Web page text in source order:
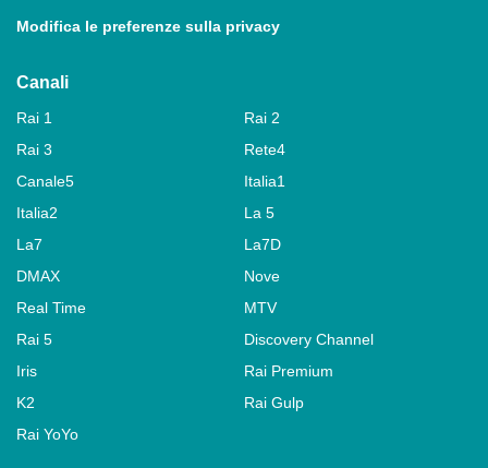
Modifica le preferenze sulla privacy
Canali
Rai 1
Rai 2
Rai 3
Rete4
Canale5
Italia1
Italia2
La 5
La7
La7D
DMAX
Nove
Real Time
MTV
Rai 5
Discovery Channel
Iris
Rai Premium
K2
Rai Gulp
Rai YoYo